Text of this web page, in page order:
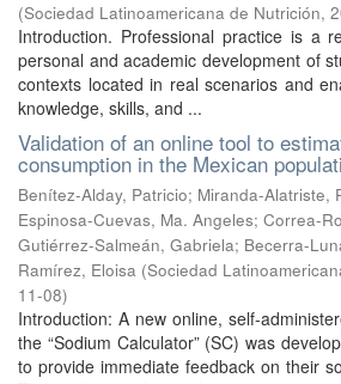
(Sociedad Latinoamericana de Nutrición,
Introduction. Professional practice is a
personal and academic development of
contexts located in real scenarios and
knowledge, skills, and ...
Validation of an online tool to
consumption in the Mexican
Benítez-Alday, Patricio; Miranda-Alatriste,
Espinosa-Cuevas, Ma. Angeles; Correa-
Gutiérrez-Salmeán, Gabriela; Becerra-
Ramírez, Eloisa (Sociedad
11-08)
Introduction: A new online, self-
the “Sodium Calculator” (SC) was
to provide immediate feedback on their